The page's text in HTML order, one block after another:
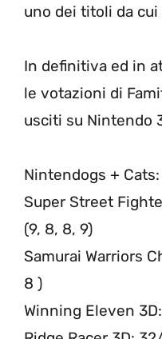
uno dei titoli da
In definitiva ed in
le votazioni di
usciti su Nintendo
Nintendogs +
Super Street
(9, 8, 8, 9)
Samurai Warriors
8 )
Winning Eleven